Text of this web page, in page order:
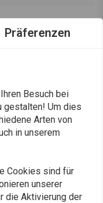
bleiben?
Präferenzen
Besuch bei
gestalten! Um dies
Arten von
in unserem
Cookies sind für
unserer
die Aktivierung der